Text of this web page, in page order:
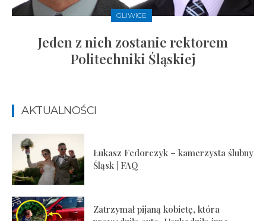
GLIWICE
Jeden z nich zostanie rektorem
Politechniki Śląskiej
AKTUALNOŚCI
Łukasz Fedorczyk – kamerzysta ślubny
Śląsk | FAQ
Zatrzymał pijaną kobietę, która